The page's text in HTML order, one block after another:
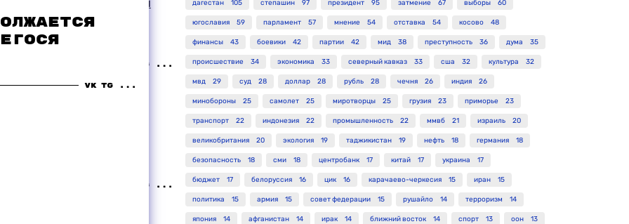
что "всех русских в
намерены
в Дагестане
затмением по
дагестан 105 степашин 97 президент 95 затмение 67 выборы 60
югославия 59 парламент 57 мнение 54 отставка 54 косово 48
финансы 43 боевики 42 партии 42 мид 38 преступность 36 дума 35
происшествие 34 экономика 33 северный кавказ 33 сша 32 культура 32
мвд 29 суд 28 доллар 28 рубль 28 чечня 26 индия 26
минобороны 25 самолет 25 миротворцы 25 грузия 23 приморье 23
транспорт 22 индонезия 22 промышленность 22 ммвб 21 израиль 20
великобритания 20 экология 19 таджикистан 19 нефть 18 германия 18
безопасность 18 сми 18 центробанк 17 китай 17 украина 17
бюджет 17 белоруссия 16 цик 16 карачаево-черкесия 15 иран 15
политика 15 армия 15 совет федерации 15 рушайло 14 терроризм 14
япония 14 афганистан 14 ирак 14 ближний восток 14 спорт 13 оон 13